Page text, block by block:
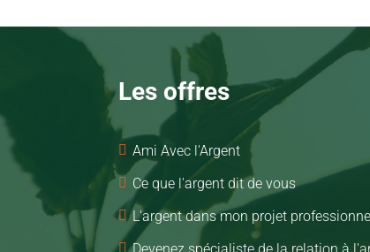
Les offres
 Ami Avec l'Argent
 Ce que l'argent dit de vous
 L'argent dans mon projet professionnel
